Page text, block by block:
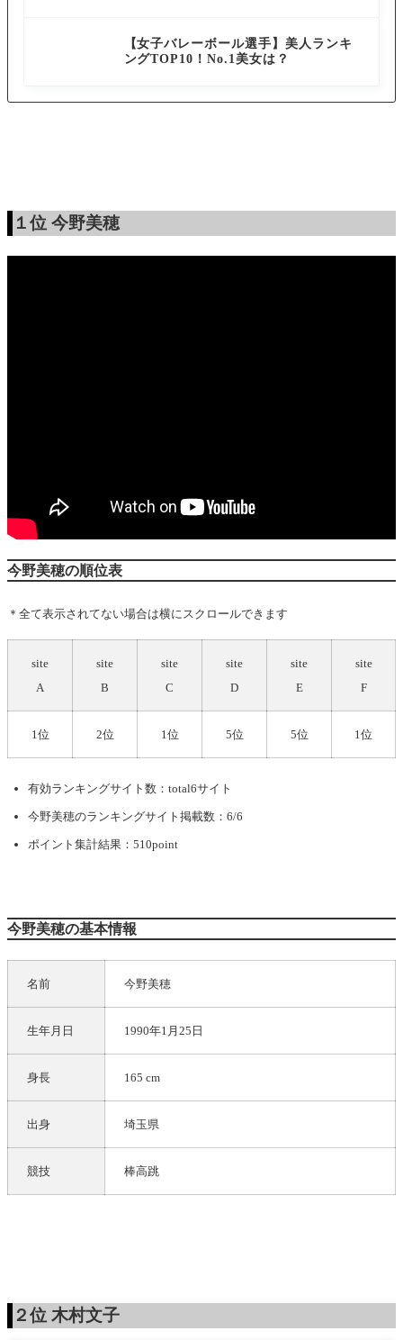
【女子バレーボール選手】美人ランキ
ングTOP10！No.1美女は？
１位 今野美穂
今野美穂の順位表
＊全て表示されてない場合は横にスクロールできます
site
A
site
B
site
C
site
D
site
E
site
F
1位 2位 1位 5位 5位 1位
有効ランキングサイト数：total6サイト
今野美穂のランキングサイト掲載数：6/6
ポイント集計結果：510point
今野美穂の基本情報
名前 今野美穂
生年月日 1990年1月25日
身長 165 cm
出身 埼玉県
競技 棒高跳
２位 木村文子